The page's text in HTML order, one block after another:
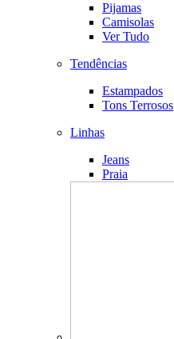
Pijamas
Camisolas
Ver Tudo
Tendências
Estampados
Tons Terrosos
Linhas
Jeans
Praia